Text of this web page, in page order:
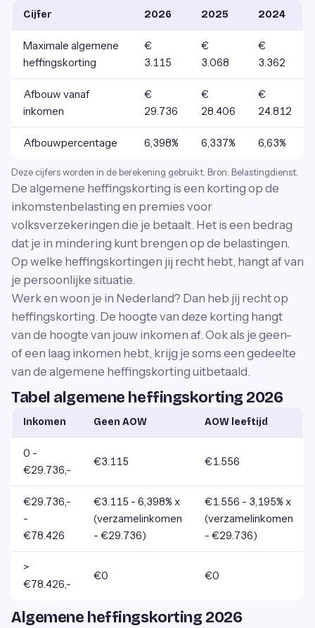
Cijfer 2026 2025 2024
Maximale algemene
heffingskorting
€
3.115
€
3.068
€
3.362
Afbouw vanaf
inkomen
€
29.736
€
28.406
€
24.812
Afbouwpercentage 6,398% 6,337% 6,63%
Deze cijfers worden in de berekening gebruikt. Bron: Belastingdienst.
De algemene heffingskorting is een korting op de
inkomstenbelasting en premies voor
volksverzekeringen die je betaalt. Het is een bedrag
dat je in mindering kunt brengen op de belastingen.
Op welke heffingskortingen jij recht hebt, hangt af van
je persoonlijke situatie.
Werk en woon je in Nederland? Dan heb jij recht op
heffingskorting. De hoogte van deze korting hangt
van de hoogte van jouw inkomen af. Ook als je geen-
of een laag inkomen hebt, krijg je soms een gedeelte
van de algemene heffingskorting uitbetaald.
Tabel algemene heffingskorting 2026
Inkomen Geen AOW AOW leeftijd
0 -
€29.736,-
€3.115 €1.556
€29.736,-
-
€78.426
€3.115 - 6,398% x
(verzamelinkomen
- €29.736)
€1.556 - 3,195% x
(verzamelinkomen
- €29.736)
>
€78.426,-
€0 €0
Algemene heffingskorting 2026